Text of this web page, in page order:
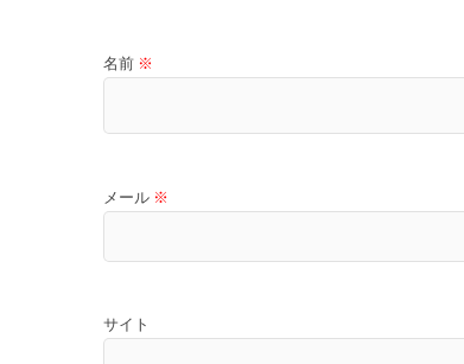
名前 ※
メール ※
サイト